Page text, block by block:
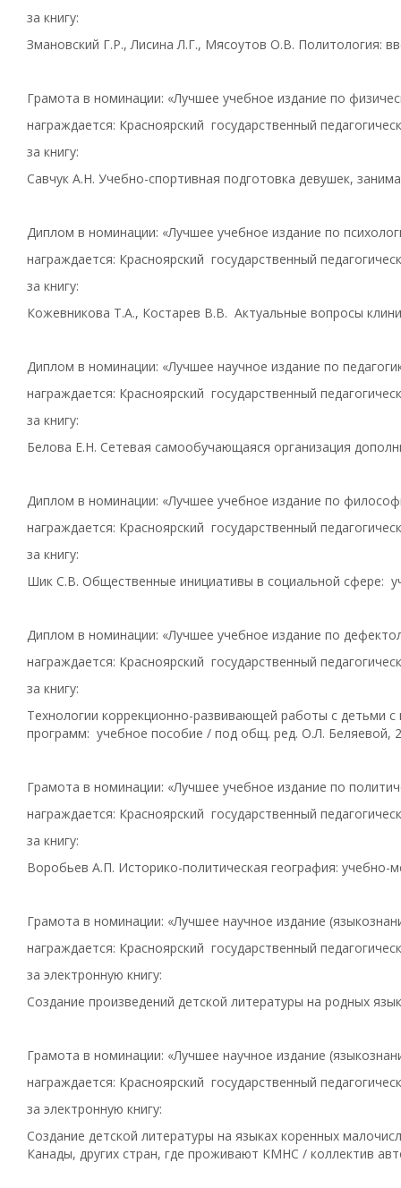
за книгу:
Змановский Г.Р., Лисина Л.Г., Мясоутов О.В. Политология:
Грамота в номинации: «Лучшее учебное издание по
награждается: Красноярский государственный
за книгу:
Савчук А.Н. Учебно-спортивная подготовка девушек,
Диплом в номинации: «Лучшее учебное издание по
награждается: Красноярский государственный
за книгу:
Кожевникова Т.А., Костарев В.В. Актуальные вопросы
Диплом в номинации: «Лучшее научное издание по
награждается: Красноярский государственный
за книгу:
Белова Е.Н. Сетевая самообучающаяся организация
Диплом в номинации: «Лучшее учебное издание по
награждается: Красноярский государственный
за книгу:
Шик С.В. Общественные инициативы в социальной сфере:
Диплом в номинации: «Лучшее учебное издание по
награждается: Красноярский государственный
за книгу:
Технологии коррекционно-развивающей работы с детьми
программ: учебное пособие / под общ. ред. О.Л. Беляевой,
Грамота в номинации: «Лучшее учебное издание по
награждается: Красноярский государственный
за книгу:
Воробьев А.П. Историко-политическая география: учебно-
Грамота в номинации: «Лучшее научное издание
награждается: Красноярский государственный
за электронную книгу:
Создание произведений детской литературы на родных
Грамота в номинации: «Лучшее научное издание
награждается: Красноярский государственный
за электронную книгу:
Создание детской литературы на языках коренных
Канады, других стран, где проживают КМНС / коллектив